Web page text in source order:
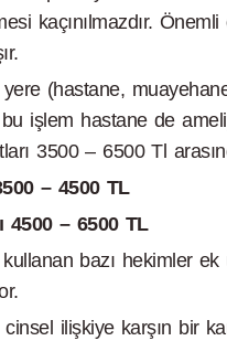
kaçınılmazdır.
yere (hastane,
işlem hastane de
3500 – 6500 Tl
– 4500 TL
4500 – 6500 TL
bazı hekimler ek
ilişkiye karşın bir